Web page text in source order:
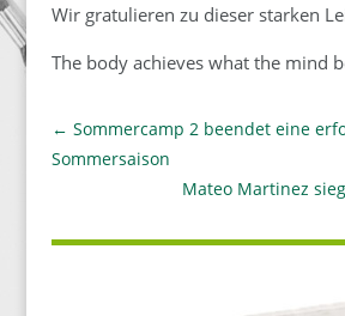
Wir gratulieren zu dieser starken
The body achieves what the mind
← Sommercamp 2 beendet eine
Sommersaison
Mateo Martinez